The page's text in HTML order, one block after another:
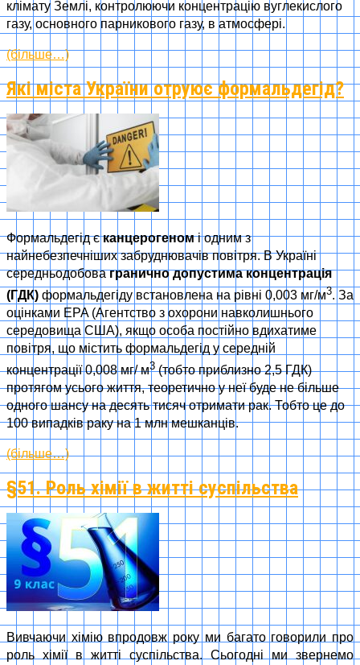
клімату Землі, контролюючи концентрацію вуглекислого
газу, основного парникового газу, в атмосфері.
(більше…)
Які міста України отруює формальдегід?
Формальдегід єканцерогеномі одним з
найнебезпечніших забруднювачів повітря. В Україні
середньодобовагранично допустима концентрація
(ГДК) формальдегіду встановлена на рівні 0,003 мг/м3. За
оцінками EPA (Агентство з охорони навколишнього
середовища США), якщо особа постійно вдихатиме
повітря, що містить формальдегід у середній
концентрації 0,008 мг/ м3(тобто приблизно 2,5 ГДК)
протягом усього життя, теоретично у неї буде не більше
одного шансу на десять тисяч отримати рак. Тобто це до
100 випадків раку на 1 млн мешканців.
(більше…)
§51. Роль хімії в житті суспільства
Вивчаючи хімію впродовж року ми багато говорили про
роль хімії в житті суспільства. Сьогодні ми звернемо